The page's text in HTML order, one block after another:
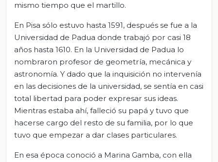
mismo tiempo que el martillo.
En Pisa sólo estuvo hasta 1591, después se fue a la
Universidad de Padua donde trabajó por casi 18
años hasta 1610. En la Universidad de Padua lo
nombraron profesor de geometría, mecánica y
astronomía. Y dado que la inquisición no intervenía
en las decisiones de la universidad, se sentía en casi
total libertad para poder expresar sus ideas.
Mientras estaba ahí, falleció su papá y tuvo que
hacerse cargo del resto de su familia, por lo que
tuvo que empezar a dar clases particulares.
En esa época conoció a Marina Gamba, con ella